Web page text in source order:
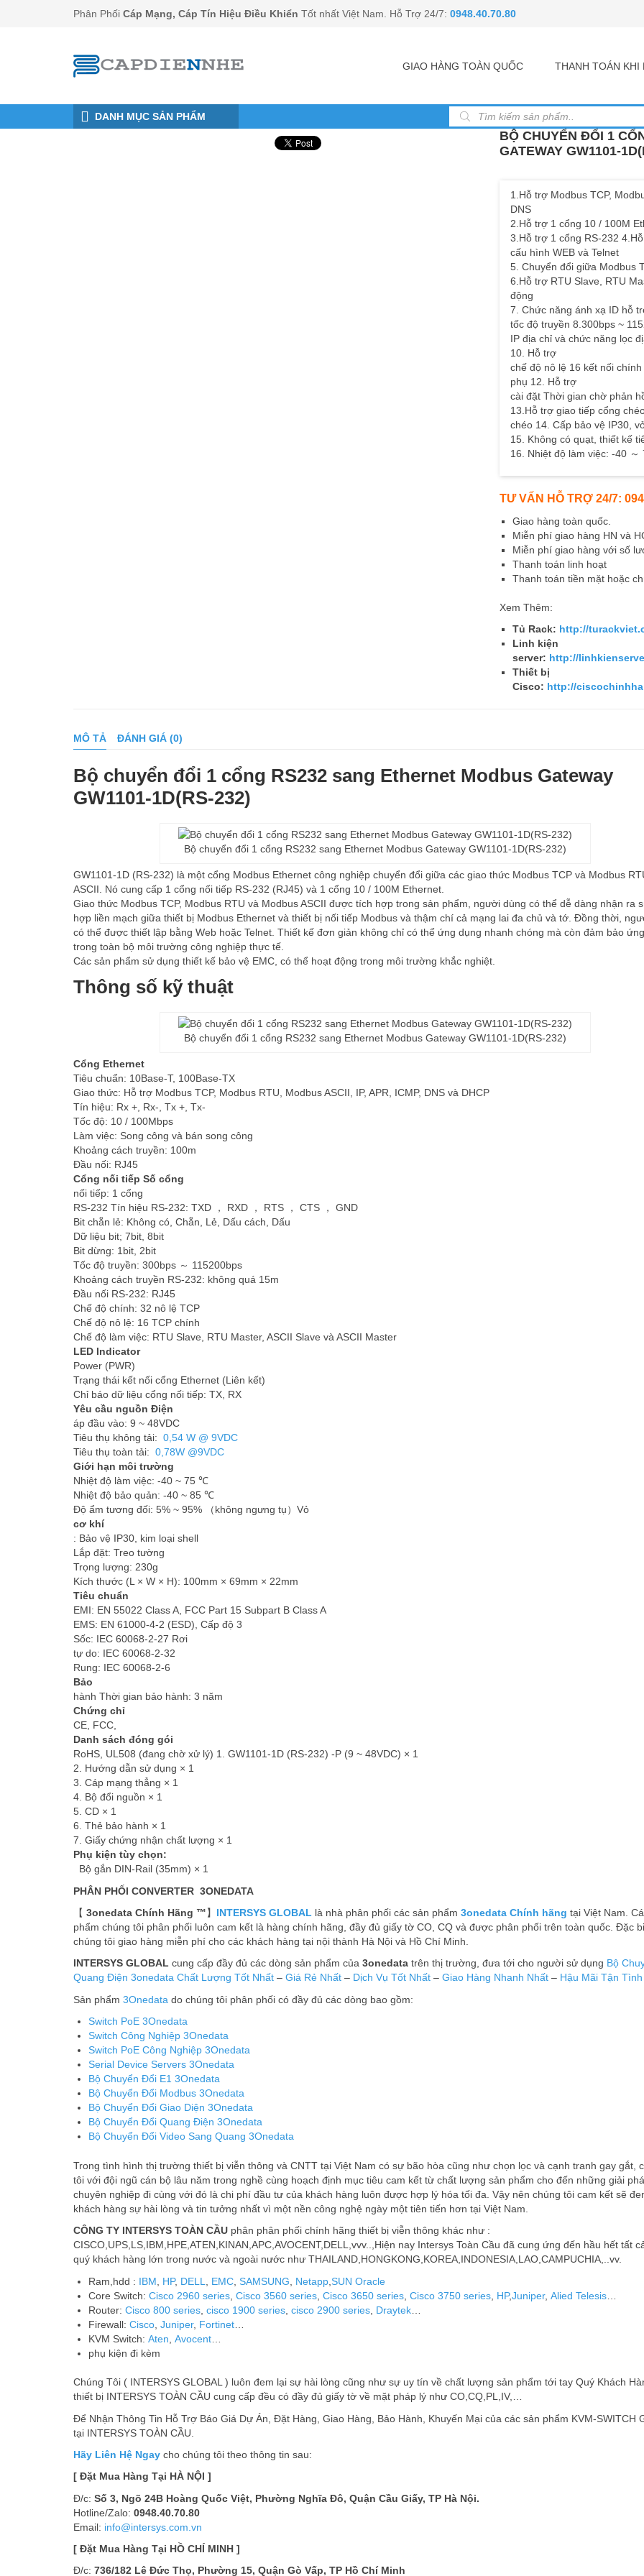
Phân Phối Cáp Mạng, Cáp Tín Hiệu Điều Khiển Tốt nhất Việt Nam. Hỗ Trợ 24/7: 0948.40.70.80
GIAO HÀNG TOÀN QUỐC THANH TOÁN
DANH MỤC SẢN PHẨM Tìm kiếm sản phẩm
BỘ CHUYỂN ĐỔI 1
GATEWAY GW1101-
1.Hỗ trợ Modbus TCP,
DNS
2.Hỗ trợ 1 cổng 10 / 100M
3.Hỗ trợ 1 cổng RS-232
cấu hình WEB và Telnet
5. Chuyển đổi giữa Modbus
6.Hỗ trợ RTU Slave, RTU
động
7. Chức năng ánh xạ ID hỗ
tốc độ truyền 8.300bps ~
IP địa chỉ và chức năng lọc
10. Hỗ trợ
chế độ nô lệ 16 kết nối
phụ 12. Hỗ trợ
cài đặt Thời gian chờ phản
13.Hỗ trợ giao tiếp cổng
chéo 14. Cấp bảo vệ IP30,
15. Không có quạt, thiết kế
16. Nhiệt độ làm việc: -40
TƯ VẤN HỖ TRỢ 24/7:
Giao hàng toàn quốc.
Miễn phí giao hàng HN và
Miễn phí giao hàng với số
Thanh toán linh hoạt
Thanh toán tiền mặt hoặc
Xem Thêm:
Tủ Rack: http://
Linh kiện
server: http://
Thiết bị
Cisco: http://
MÔ TẢ ĐÁNH GIÁ (0)
Bộ chuyển đổi 1 cổng RS232 sang Ethernet Modbus Gateway
GW1101-1D(RS-232)
Bộ chuyển đổi 1 cổng RS232 sang Ethernet Modbus Gateway GW1101-1D(RS-232)
GW1101-1D (RS-232) là một cổng Modbus Ethernet công nghiệp chuyển đổi giữa các giao thức Modbus TCP và Modbus
ASCII. Nó cung cấp 1 cổng nối tiếp RS-232 (RJ45) và 1 cổng 10 / 100M Ethernet.
Giao thức Modbus TCP, Modbus RTU và Modbus ASCII được tích hợp trong sản phẩm, người dùng có thể dễ dàng nhận ra
hợp liền mạch giữa thiết bị Modbus Ethernet và thiết bị nối tiếp Modbus và thậm chí cả mạng lai đa chủ và tớ. Đồng thời,
có thể được thiết lập bằng Web hoặc Telnet. Thiết kế đơn giản không chỉ có thể ứng dụng nhanh chóng mà còn đảm bảo
trong toàn bộ môi trường công nghiệp thực tế.
Các sản phẩm sử dụng thiết kế bảo vệ EMC, có thể hoạt động trong môi trường khắc nghiệt.
Thông số kỹ thuật
Bộ chuyển đổi 1 cổng RS232 sang Ethernet Modbus Gateway GW1101-1D(RS-232)
Cổng Ethernet
Tiêu chuẩn: 10Base-T, 100Base-TX
Giao thức: Hỗ trợ Modbus TCP, Modbus RTU, Modbus ASCII, IP, APR, ICMP, DNS và DHCP
Tín hiệu: Rx +, Rx-, Tx +, Tx-
Tốc độ: 10 / 100Mbps
Làm việc: Song công và bán song công
Khoảng cách truyền: 100m
Đầu nối: RJ45
Cổng nối tiếp Số cổng
nối tiếp: 1 cổng
RS-232 Tín hiệu RS-232: TXD ， RXD ， RTS ， CTS ， GND
Bit chẵn lẻ: Không có, Chẵn, Lẻ, Dấu cách, Dấu
Dữ liệu bit; 7bit, 8bit
Bit dừng: 1bit, 2bit
Tốc độ truyền: 300bps ～ 115200bps
Khoảng cách truyền RS-232: không quá 15m
Đầu nối RS-232: RJ45
Chế độ chính: 32 nô lệ TCP
Chế độ nô lệ: 16 TCP chính
Chế độ làm việc: RTU Slave, RTU Master, ASCII Slave và ASCII Master
LED Indicator
Power (PWR)
Trạng thái kết nối cổng Ethernet (Liên kết)
Chỉ báo dữ liệu cổng nối tiếp: TX, RX
Yêu cầu nguồn Điện
áp đầu vào: 9 ~ 48VDC
Tiêu thụ không tải: 0,54 W @ 9VDC
Tiêu thụ toàn tải: 0,78W @9VDC
Giới hạn môi trường
Nhiệt độ làm việc: -40 ~ 75 ℃
Nhiệt độ bảo quản: -40 ~ 85 ℃
Độ ẩm tương đối: 5% ~ 95% （không ngưng tụ）Vỏ
cơ khí
: Bảo vệ IP30, kim loại shell
Lắp đặt: Treo tường
Trọng lượng: 230g
Kích thước (L × W × H): 100mm × 69mm × 22mm
Tiêu chuẩn
EMI: EN 55022 Class A, FCC Part 15 Subpart B Class A
EMS: EN 61000-4-2 (ESD), Cấp độ 3
Sốc: IEC 60068-2-27 Rơi
tự do: IEC 60068-2-32
Rung: IEC 60068-2-6
Bảo
hành Thời gian bảo hành: 3 năm
Chứng chỉ
CE, FCC,
Danh sách đóng gói
RoHS, UL508 (đang chờ xử lý) 1. GW1101-1D (RS-232) -P (9 ~ 48VDC) × 1
2. Hướng dẫn sử dụng × 1
3. Cáp mạng thẳng × 1
4. Bộ đổi nguồn × 1
5. CD × 1
6. Thẻ bảo hành × 1
7. Giấy chứng nhận chất lượng × 1
Phụ kiện tùy chọn:
Bộ gắn DIN-Rail (35mm) × 1
PHÂN PHỐI CONVERTER 3ONEDATA
【 3onedata Chính Hãng ™】 INTERSYS GLOBAL là nhà phân phối các sản phẩm 3onedata Chính hãng tại Việt Nam.
phẩm chúng tôi phân phối luôn cam kết là hàng chính hãng, đầy đủ giấy tờ CO, CQ và được phân phối trên toàn quốc. Đặc
chúng tôi giao hàng miễn phí cho các khách hàng tại nội thành Hà Nội và Hồ Chí Minh.
INTERSYS GLOBAL cung cấp đầy đủ các dòng sản phẩm của 3onedata trên thị trường, đưa tới cho người sử dụng Bộ
Quang Điện 3onedata Chất Lượng Tốt Nhất – Giá Rẻ Nhất – Dịch Vụ Tốt Nhất – Giao Hàng Nhanh Nhất – Hậu Mãi Tận Tình
Sản phẩm 3Onedata do chúng tôi phân phối có đầy đủ các dòng bao gồm:
Switch PoE 3Onedata
Switch Công Nghiệp 3Onedata
Switch PoE Công Nghiệp 3Onedata
Serial Device Servers 3Onedata
Bộ Chuyển Đổi E1 3Onedata
Bộ Chuyển Đổi Modbus 3Onedata
Bộ Chuyển Đổi Giao Diện 3Onedata
Bộ Chuyển Đổi Quang Điện 3Onedata
Bộ Chuyển Đổi Video Sang Quang 3Onedata
Trong tình hình thị trường thiết bị viễn thông và CNTT tại Việt Nam có sự bão hòa cũng như chọn lọc và cạnh tranh gay gắt,
tôi với đội ngũ cán bộ lâu năm trong nghề cùng hoạch định mục tiêu cam kết từ chất lượng sản phẩm cho đến những giải
chuyên nghiệp đi cùng với đó là chi phí đầu tư của khách hàng luôn được hợp lý hóa tối đa. Vậy nên chúng tôi cam kết sẽ
khách hàng sự hài lòng và tin tưởng nhất vì một nền công nghệ ngày một tiên tiến hơn tại Việt Nam.
CÔNG TY INTERSYS TOÀN CẦU phân phân phối chính hãng thiết bị viễn thông khác như :
CISCO,UPS,LS,IBM,HPE,ATEN,KINAN,APC,AVOCENT,DELL,vvv..,Hiện nay Intersys Toàn Cầu đã cung ứng đến hầu hết tất
quý khách hàng lớn trong nước và ngoài nước như THAILAND,HONGKONG,KOREA,INDONESIA,LAO,CAMPUCHIA,..vv.
Ram,hdd : IBM HP, DELL EMC, SAMSUNG Netapp, SUN Oracle
Core Switch: Cisco 2960 series, Cisco 3560 series, Cisco 3650 series, Cisco 3750 series, HP,Juniper, Alied Telesis…
Router: Cisco 800 series, cisco 1900 series, cisco 2900 series, Draytek…
Firewall: Cisco, Juniper, Fortinet…
KVM Switch: Aten Avocent…
phụ kiện đi kèm
Chúng Tôi ( INTERSYS GLOBAL ) luôn đem lại sự hài lòng cũng như sự uy tín về chất lượng sản phẩm tới tay Quý Khách
thiết bị INTERSYS TOÀN CẦU cung cấp đều có đầy đủ giấy tờ về mặt pháp lý như CO,CQ,PL,IV,…
Để Nhận Thông Tin Hỗ Trợ Báo Giá Dự Án, Đặt Hàng, Giao Hàng, Bảo Hành, Khuyến Mại của các sản phẩm KVM-SWITCH
tại INTERSYS TOÀN CẦU.
Hãy Liên Hệ Ngay cho chúng tôi theo thông tin sau:
[ Đặt Mua Hàng Tại HÀ NỘI ]
Đ/c: Số 3, Ngõ 24B Hoàng Quốc Việt, Phường Nghĩa Đô, Quận Cầu Giấy, TP Hà Nội.
Hotline/Zalo: 0948.40.70.80
Email: info@intersys.com.vn
[ Đặt Mua Hàng Tại HỒ CHÍ MINH ]
Đ/c: 736/182 Lê Đức Thọ, Phường 15, Quận Gò Vấp, TP Hồ Chí Minh